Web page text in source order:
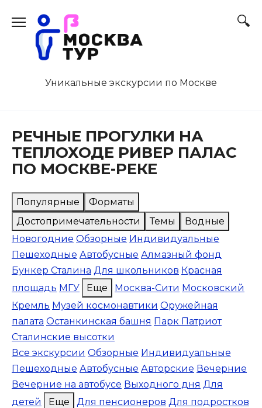
содержанию
Уникальные экскурсии по Москве
РЕЧНЫЕ ПРОГУЛКИ НА
ТЕПЛОХОДЕ РИВЕР ПАЛАС
ПО МОСКВЕ-РЕКЕ
Популярные
Форматы
Достопримечательности
Темы
Водные
Новогодние Обзорные Индивидуальные
Пешеходные Автобусные Алмазный фонд
Бункер Сталина Для школьников Красная
площадь МГУ Еще Москва-Сити Московский
Кремль Музей космонавтики Оружейная
палата Останкинская башня Парк Патриот
Сталинские высотки
Все экскурсии Обзорные Индивидуальные
Пешеходные Автобусные Авторские Вечерние
Вечерние на автобусе Выходного дня Для
детей
Еще Для пенсионеров Для подростков